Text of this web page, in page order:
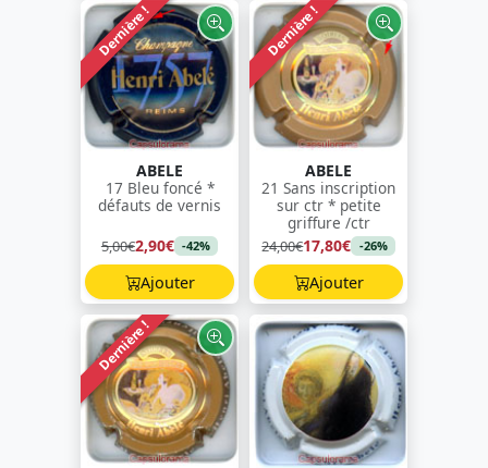
Dernière !
ABELE
17 Bleu foncé *
défauts de vernis
5,00€2,90€ -42%
Ajouter
Dernière !
ABELE
21 Sans inscription
sur ctr * petite
griffure /ctr
24,00€17,80€ -26%
Ajouter
Dernière !